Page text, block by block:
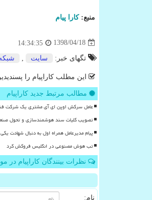
منبع:كارا پیام
1398/04/18
14:34:35
تگهای خبر: سایت
این مطلب کاراپیام را
مطالب مرتبط جدید کاراپیام
عامل سرکش اوپن ای آی مشتری یک شرکت
تصویب کلیات سند هوشمندسازی و تحول
پیام مدیرعامل همراه اول به دنبال شهادت یکی
تب هوش مصنوعی در انگلیس فروکش کرد
نظرات بینندگان کاراپیام در
نام: